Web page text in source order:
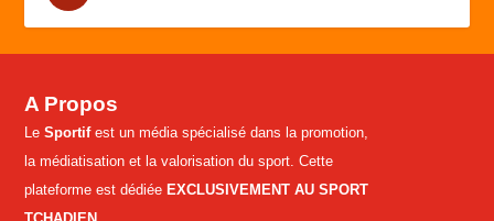
A Propos
LeSportifest un média spécialisé dans la promotion,
la médiatisation et la valorisation du sport. Cette
plateforme est dédiée EXCLUSIVEMENT AU SPORT